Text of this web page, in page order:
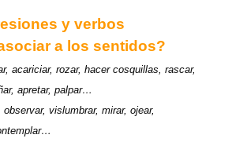
y verbos
a los sentidos?
acariciar, rozar, hacer cosquillas, rascar,
apretar, palpar…
observar, vislumbrar, mirar, ojear,